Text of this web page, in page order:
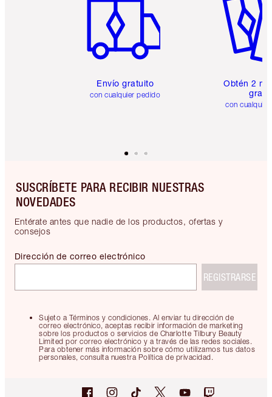
Envío gratuito
con cualquier pedido
Obtén 2
gratis
con
SUSCRÍBETE PARA RECIBIR NUESTRAS
NOVEDADES
Entérate antes que nadie de los productos, ofertas y
consejos
Sujeto a Términos y condiciones. Al enviar tu dirección de
correo electrónico, aceptas recibir información de marketing
sobre los productos o servicios de Charlotte Tilbury Beauty
Limited por correo electrónico y a través de las redes sociales.
Para obtener más información sobre cómo utilizamos tus datos
personales, consulta nuestra Política de privacidad.
Dirección de correo electrónico
REGISTRARSE